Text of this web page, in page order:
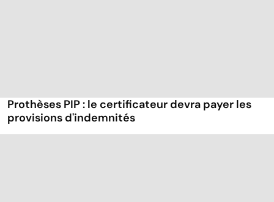
Prothèses PIP : le certificateur devra payer les
provisions d'indemnités